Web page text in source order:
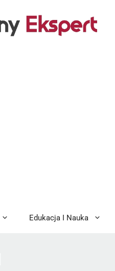
Edukacja I Nauka